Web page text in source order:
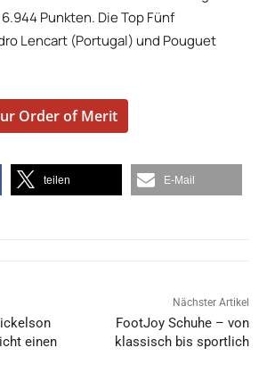
Punkten. Die Top Fünf
Lencart (Portugal) und Pouguet
Order of Merit
teilen E-Mail
einen
Nächster Artikel
FootJoy Schuhe – von
klassisch bis sportlich